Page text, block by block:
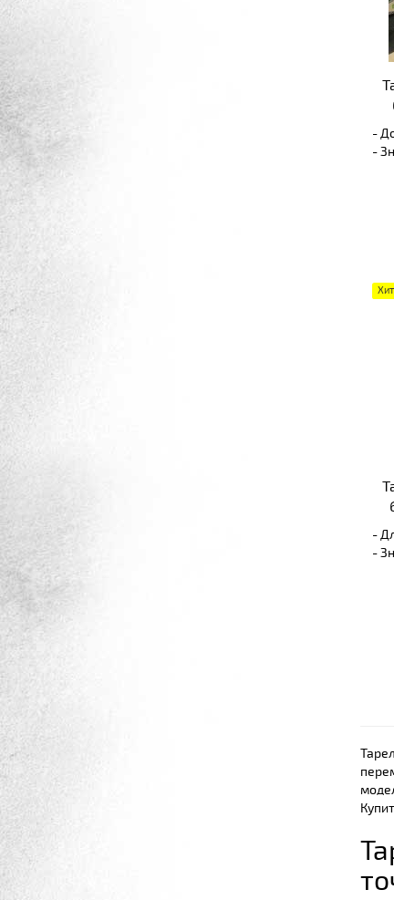
-
-
-
-
-
-
-
-